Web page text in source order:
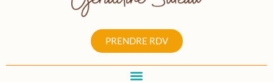
PRENDRE RDV